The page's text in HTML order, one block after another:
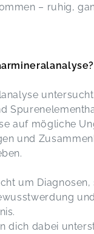
– ruhig,
auf mögliche
und
um
dich dabei